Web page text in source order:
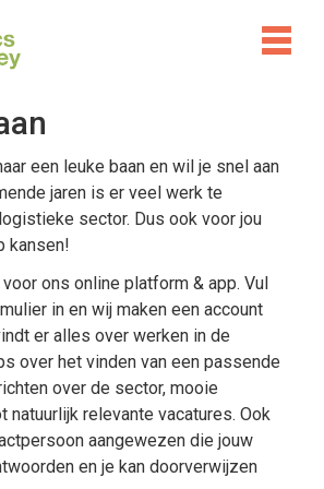
een leuke baan en wil je snel aan
jaren is er veel werk te
sector. Dus ook voor jou
kansen!
ons online platform & app. Vul
in en wij maken een account
er alles over werken in de
over het vinden van een passende
over de sector, mooie
natuurlijk relevante vacatures. Ook
aangewezen die jouw
en je kan doorverwijzen